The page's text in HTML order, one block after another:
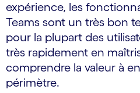
expérience, les
Teams sont un très bon
pour la plupart des
très rapidement en
comprendre la valeur à
périmètre.